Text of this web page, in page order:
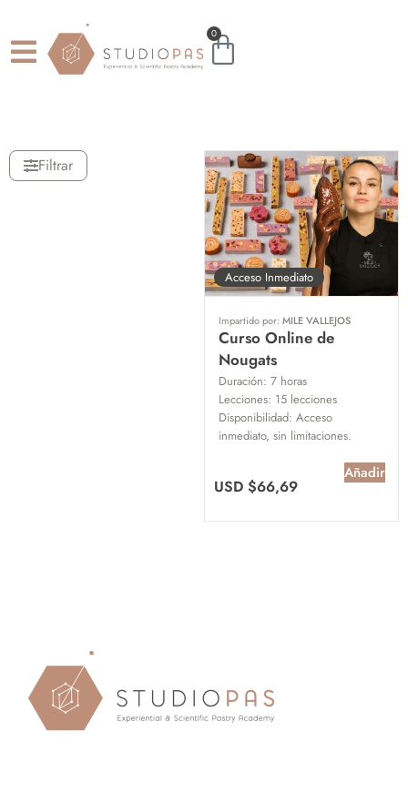
0
Filtrar
Acceso Inmediato
Impartido por: MILE VALLEJOS
Curso Online de
Nougats
Duración: 7 horas
Lecciones: 15 lecciones
Disponibilidad: Acceso
inmediato, sin limitaciones.
USD $66,69
Añadir